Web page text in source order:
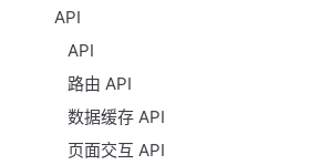
API
API
路由 API
数据缓存 API
页面交互 API